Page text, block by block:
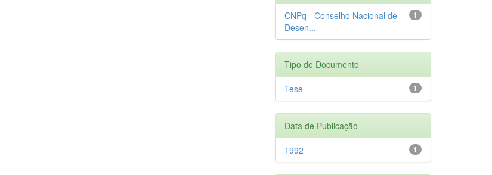
1
CNPq - Conselho Nacional de
Desen...
Tipo de Documento
1
Tese
Data de Publicação
1
1992